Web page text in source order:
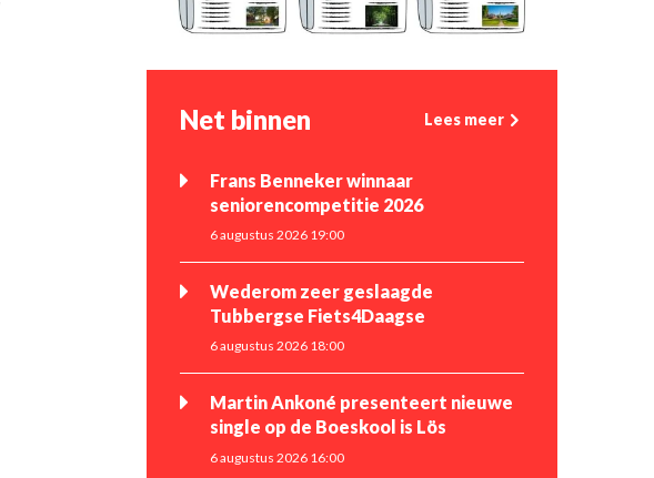
Net binnen Lees meer
Frans Benneker winnaar
seniorencompetitie 2026
6 augustus 2026 19:00
Wederom zeer geslaagde
Tubbergse Fiets4Daagse
6 augustus 2026 18:00
Martin Ankoné presenteert nieuwe
single op de Boeskool is Lös
6 augustus 2026 16:00